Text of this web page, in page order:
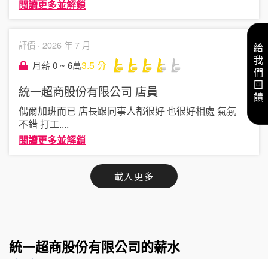
閱讀更多並解鎖
評價 · 2026 年 7 月
月薪 0 ~ 6萬3.5分
統一超商股份有限公司 店員
偶爾加班而已 店長跟同事人都很好 也很好相處 氣氛
不錯 打工....
閱讀更多並解鎖
載入更多
統一超商股份有限公司的薪水
給我們回饋